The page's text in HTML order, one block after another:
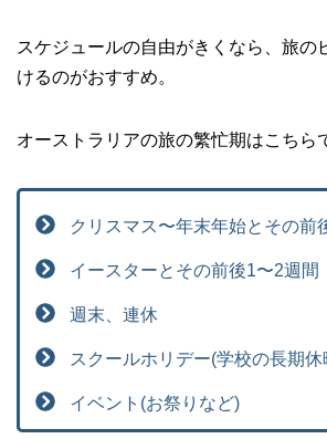
スケジュールの自由がきくなら、旅の
けるのがおすすめ。
オーストラリアの旅の繁忙期はこちら
クリスマス〜年末年始とその前
イースターとその前後1〜2週間
週末、連休
スクールホリデー(学校の長期休
イベント(お祭りなど)